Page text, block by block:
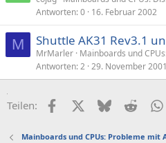
Antworten 0 16. Februar 2002
M Shuttle AK31 Rev3.1
MrMarler Mainboards und
Antworten 2 29. November 2001
Teilen: FacebookX (Twitter)
BlueskyReddit
Mainboards und CPUs: Probleme mit